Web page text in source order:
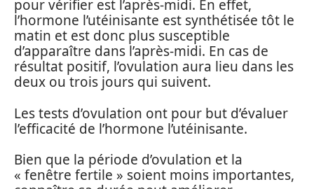
pour vérifier est l’après-midi. En effet,
l’hormone l’utéinisante est synthétisée tôt le
matin et est donc plus susceptible
d’apparaître dans l’après-midi. En cas de
résultat positif, l’ovulation aura lieu dans les
deux ou trois jours qui suivent.
Les tests d’ovulation ont pour but d’évaluer
l’efficacité de l’hormone l’utéinisante.
Bien que la période d’ovulation et la
« fenêtre fertile » soient moins importantes,